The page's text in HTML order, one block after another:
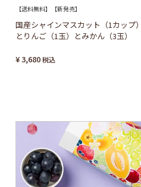
【送料無料】【新発売】
国産シャインマスカット（1カップ）
とりんご（1玉）とみかん（3玉）
¥3,680 税込